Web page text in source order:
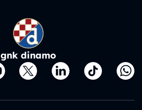
gnk dinamo